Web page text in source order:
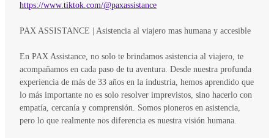
https://www.tiktok.com/@paxassistance
PAX ASSISTANCE | Asistencia al viajero mas humana y accesible
En PAX Assistance, no solo te brindamos asistencia al viajero, te
acompañamos en cada paso de tu aventura. Desde nuestra profunda
experiencia de más de 33 años en la industria, hemos aprendido que
lo más importante no es solo resolver imprevistos, sino hacerlo con
empatía, cercanía y comprensión. Somos pioneros en asistencia,
pero lo que realmente nos diferencia es nuestra visión humana.